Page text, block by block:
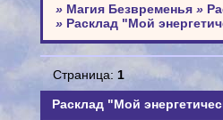
» Магия Безвременья »
» Расклад "Мой
Расклад "Мой
Страница: 1